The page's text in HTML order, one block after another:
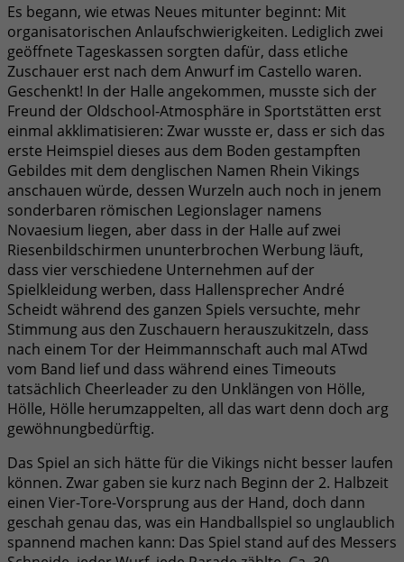
Es begann, wie etwas Neues mitunter beginnt: Mit
organisatorischen Anlaufschwierigkeiten. Lediglich zwei
geöffnete Tageskassen sorgten dafür, dass etliche
Zuschauer erst nach dem Anwurf im Castello waren.
Geschenkt! In der Halle angekommen, musste sich der
Freund der Oldschool-Atmosphäre in Sportstätten erst
einmal akklimatisieren: Zwar wusste er, dass er sich das
erste Heimspiel dieses aus dem Boden gestampften
Gebildes mit dem denglischen Namen Rhein Vikings
anschauen würde, dessen Wurzeln auch noch in jenem
sonderbaren römischen Legionslager namens
Novaesium liegen, aber dass in der Halle auf zwei
Riesenbildschirmen ununterbrochen Werbung läuft,
dass vier verschiedene Unternehmen auf der
Spielkleidung werben, dass Hallensprecher André
Scheidt während des ganzen Spiels versuchte, mehr
Stimmung aus den Zuschauern herauszukitzeln, dass
nach einem Tor der Heimmannschaft auch mal ATwd
vom Band lief und dass während eines Timeouts
tatsächlich Cheerleader zu den Unklängen von Hölle,
Hölle, Hölle herumzappelten, all das wart denn doch arg
gewöhnungbedürftig.
Das Spiel an sich hätte für die Vikings nicht besser laufen
können. Zwar gaben sie kurz nach Beginn der 2. Halbzeit
einen Vier-Tore-Vorsprung aus der Hand, doch dann
geschah genau das, was ein Handballspiel so unglaublich
spannend machen kann: Das Spiel stand auf des Messers